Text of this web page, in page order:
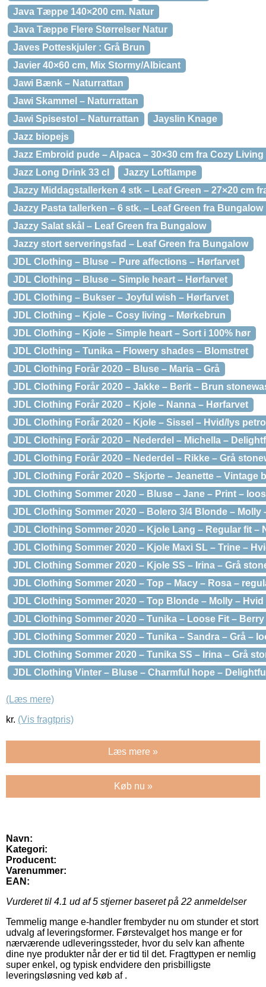
Java Tæppe 140×200 cm. Natur
Java Tæppe Flere Størrelser Natur
Javes Potteskjuler : Grå Brun
Javier 40×60 cm, Mix Stormy/Albicant
Jawi Bænk – Naturrattan
Jawi Skammel – Naturrattan
Jawi Spisestol – Naturrattan
Jayslin Knage
Jazz biopejs
Jazz Embroid pude – Alpaca – 30×30 cm fra Cozy Living
Jazz Long Drink 33 cl
Jazzy Loftlampe
Jazzy Middagstallerken 4 stk – Leaf Green – 27×20 cm
Jazzy Pasta tallerken – 6 stk. – Leaf Green fra Bungalow
Jazzy Salat skål – Leaf Green fra Bungalow
Jazzy stort serveringsfad – Leaf Green fra Bungalow
JDL Clothing – Bluse – Pure affections – Hørfarvet
JDL Clothing – Bluse – Simple heart – Hørfarvet
JDL Clothing – Bukser – Joyful wish – Hørfarvet
JDL Clothing – Kjole – Cosy living – Mørkebrun
JDL Clothing – Kjole – Simple heart – Sort i 100% hør
JDL Clothing – Tunika – Flowery shades – Blomstret
JDL Clothing Forår 2020 – Bluse – Maria – Grå
JDL Clothing Forår 2020 – Jakke – Berit – Brun
JDL Clothing Forår 2020 – Kjole – Nanna – Hørfarvet
JDL Clothing Forår 2020 – Kjole – Sissel – Hvid/lys
JDL Clothing Forår 2020 – Nederdel – Michella –
JDL Clothing Forår 2020 – Nederdel – Rikke – Grå
JDL Clothing Forår 2020 – Skjorte – Jeanette – Vintage
JDL Clothing Sommer 2020 – Bluse – Jane – Print –
JDL Clothing Sommer 2020 – Bolero 3/4 Blonde – Molly
JDL Clothing Sommer 2020 – Kjole Lang – Regular fit –
JDL Clothing Sommer 2020 – Kjole Maxi SL – Trine –
JDL Clothing Sommer 2020 – Kjole SS – Irina – Grå
JDL Clothing Sommer 2020 – Top – Macy – Rosa –
JDL Clothing Sommer 2020 – Top Blonde – Molly – Hvid
JDL Clothing Sommer 2020 – Tunika – Loose Fit – Berry
JDL Clothing Sommer 2020 – Tunika – Sandra – Grå –
JDL Clothing Sommer 2020 – Tunika SS – Irina – Grå
JDL Clothing Vinter – Bluse – Charmful hope –
(Læs mere)
kr. (Vis fragtpris)
Læs mere »
Køb nu »
Navn:
Kategori:
Producent:
Varenummer:
EAN:
Vurderet til 4.1 ud af 5 stjerner baseret på 22 anmeldelser
Temmelig mange e-handler frembyder nu om stunder et stort
udvalg af leveringsformer. Førstevalget hos mange er for
nærværende udleveringssteder, hvor du selv kan afhente
dine nye produkter når der er tid til det. Fragttypen er nemlig
super enkel, og typisk endvidere den prisbilligste
leveringsløsning ved køb af .